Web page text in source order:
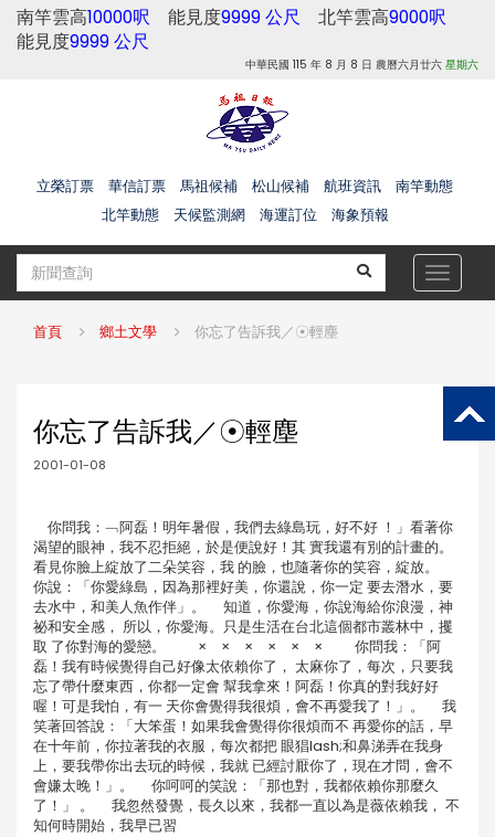
南竿雲高10000呎 能見度9999 公尺 北竿雲高9000呎
能見度9999 公尺
中華民國 115 年 8 月 8 日 農曆六月廿六 星期六
立榮訂票 華信訂票 馬祖候補 松山候補 航班資訊
南竿動態
北竿動態
天候監測網 海運訂位 海象預報
Toggle
首頁 鄉土文學 你忘了告訴我／☉輕塵
你忘了告訴我／☉輕塵
2001-01-08
你問我：﹁阿磊！明年暑假，我們去綠島玩，好不好 ！」看著你
渴望的眼神，我不忍拒絕，於是便說好！其 實我還有別的計畫的。
看見你臉上綻放了二朵笑容，我 的臉，也隨著你的笑容，綻放。
你說：「你愛綠島，因為那裡好美，你還說，你一定 要去潛水，要
去水中，和美人魚作伴」。 知道，你愛海，你說海給你浪漫，神
祕和安全感， 所以，你愛海。只是生活在台北這個都市叢林中，攫
取 了你對海的愛戀。 × × × × × × 你問我：「阿
磊！我有時候覺得自己好像太依賴你了， 太麻你了，每次，只要我
忘了帶什麼東西，你都一定會 幫我拿來！阿磊！你真的對我好好
喔！可是我怕，有一 天你會覺得我很煩，會不再愛我了！」。 我
笑著回答說：「大笨蛋！如果我會覺得你很煩而不 再愛你的話，早
在十年前，你拉著我的衣服，每次都把 眼猖lash;和鼻涕弄在我身
上，要我帶你出去玩的時候，我就 已經討厭你了，現在才問，會不
會嫌太晚！」。 你呵呵的笑說：「那也對，我都依賴你那麼久
了！」 。 我忽然發覺，長久以來，我都一直以為是薇依賴我， 不
知何時開始，我早已習